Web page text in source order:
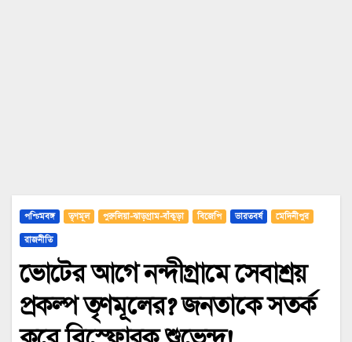
পশ্চিমবঙ্গ তৃণমূল পুরুলিয়া-ঝাড়গ্রাম-বাঁকুড়া বিজেপি ভারতবর্ষ
মেদিনীপুর
রাজনীতি
ভোটের আগে নন্দীগ্রামে সেবাশ্রয়
প্রকল্প তৃণমূলের? জনতাকে সতর্ক